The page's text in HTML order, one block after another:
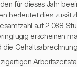
für dieses Jahr
bedeutet dies
auf 2.088
erscheinen
die